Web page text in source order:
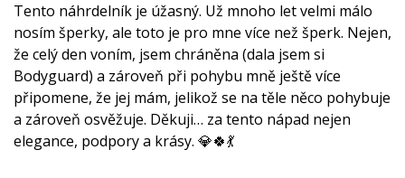
Tento náhrdelník je úžasný. Už mnoho let velmi málo
nosím šperky, ale toto je pro mne více než šperk. Nejen,
že celý den voním, jsem chráněna (dala jsem si
Bodyguard) a zároveň při pohybu mně ještě více
připomene, že jej mám, jelikož se na těle něco pohybuje
a zároveň osvěžuje. Děkuji… za tento nápad nejen
elegance, podpory a krásy. 💎🍀💃